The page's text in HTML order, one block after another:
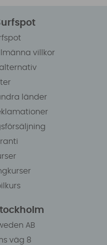
villkor
länder
AB
väg 8